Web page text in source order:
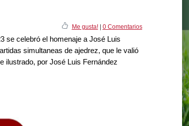
Me gusta!| 0 Comentarios
se celebró el homenaje a José Luis
simultaneas de ajedrez, que le valió
ilustrado, por José Luis Fernández